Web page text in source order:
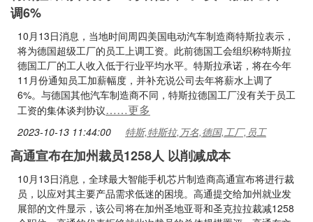
调6%
10月13日消息，当地时间周四美国电动汽车制造商特斯拉表示，
将为德国超级工厂的员工上调工资。此前德国工会组织称特斯拉
德国工厂的工人收入低于行业平均水平。特斯拉承诺，将在今年
11月份通知员工加薪幅度，并补充说公司去年将薪水上调了
6%。与德国其他汽车制造商不同，特斯拉德国工厂没有关于员工
工资的集体谈判协议……更多
2023-10-13 11:44:00 特斯,特斯拉,万名,德国,工厂,员工
高通宣布在加州裁员1258人 以削减成本
10月13日消息，全球最大智能手机芯片制造商高通宣布将进行裁
员，以应对其主要产品需求低迷的困境。高通提交给加州就业发
展部的文件显示，该公司将在加州圣地亚哥和圣克拉拉裁减1258